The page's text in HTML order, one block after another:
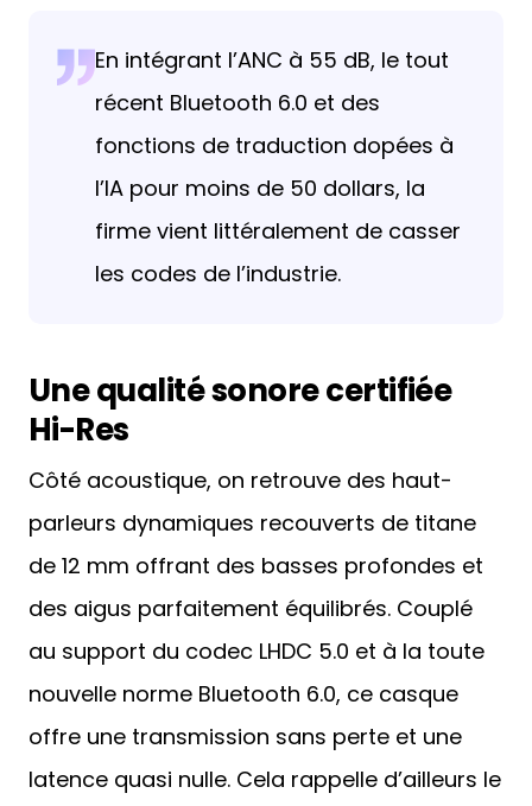
En intégrant l’ANC à 55 dB, le tout
récent Bluetooth 6.0 et des
fonctions de traduction dopées à
l’IA pour moins de 50 dollars, la
firme vient littéralement de casser
les codes de l’industrie.
Une qualité sonore certifiée
Hi-Res
Côté acoustique, on retrouve des haut-
parleurs dynamiques recouverts de titane
de 12 mm offrant des basses profondes et
des aigus parfaitement équilibrés. Couplé
au support du codec LHDC 5.0 et à la toute
nouvelle norme Bluetooth 6.0, ce casque
offre une transmission sans perte et une
latence quasi nulle. Cela rappelle d’ailleurs le